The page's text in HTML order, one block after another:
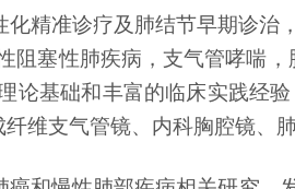
精准诊疗及肺结节早期诊治
阻塞性肺疾病，支气管哮喘
论基础和丰富的临床实践经
维支气管镜、内科胸腔镜、